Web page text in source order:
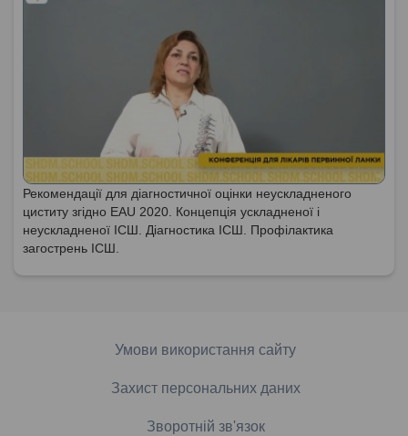
Рекомендації для діагностичної оцінки неускладненого
циститу згідно EAU 2020. Концепція ускладненої і
неускладненої ІСШ. Діагностика ІСШ. Профілактика
загострень ІСШ.
Умови використання сайту
Захист персональних даних
Зворотній зв'язок